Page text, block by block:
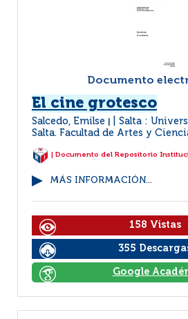
Documento
El cine grotesco
Salcedo, Emilse
Salta :
Salta. Facultad de Artes y
| Documento del Repositorio
MÁS INFORMACIÓN...
158 Vistas
355
Google